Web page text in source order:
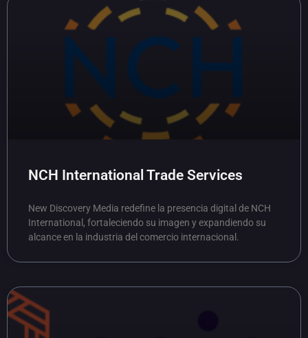
NCH International Trade Services
New Discovery Media redefine la presencia digital de NCH
International, fortaleciendo su imagen y expandiendo su
alcance en la industria del comercio internacional.